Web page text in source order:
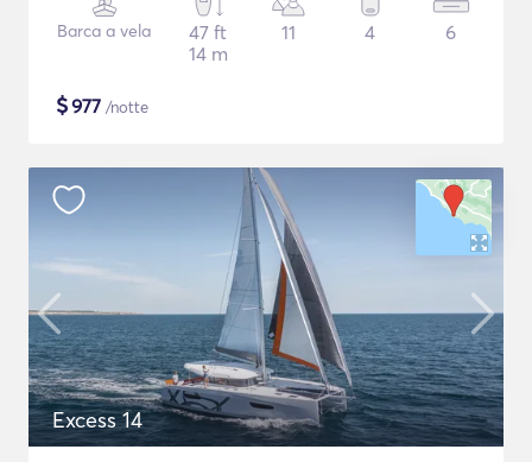
Barca a vela
47 ft
14 m
11 4 6
$977 /notte
Excess 14